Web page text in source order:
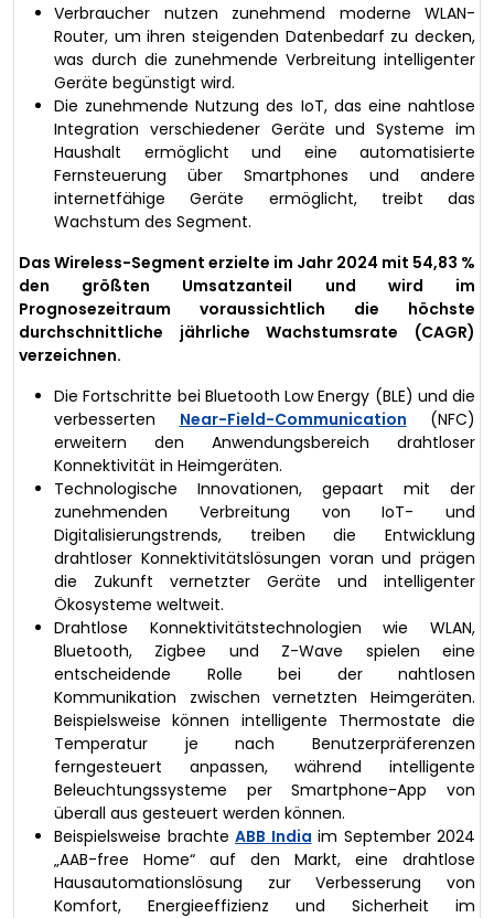
Verbraucher nutzen zunehmend moderne WLAN-
Router, um ihren steigenden Datenbedarf zu decken,
was durch die zunehmende Verbreitung intelligenter
Geräte begünstigt wird.
Die zunehmende Nutzung des IoT, das eine nahtlose
Integration verschiedener Geräte und Systeme im
Haushalt ermöglicht und eine automatisierte
Fernsteuerung über Smartphones und andere
internetfähige Geräte ermöglicht, treibt das
Wachstum des Segment.
Das Wireless-Segment erzielte im Jahr 2024 mit 54,83 %
den größten Umsatzanteil und wird im
Prognosezeitraum voraussichtlich die höchste
durchschnittliche jährliche Wachstumsrate (CAGR)
verzeichnen.
Die Fortschritte bei Bluetooth Low Energy (BLE) und die
verbesserten Near-Field-Communication (NFC)
erweitern den Anwendungsbereich drahtloser
Konnektivität in Heimgeräten.
Technologische Innovationen, gepaart mit der
zunehmenden Verbreitung von IoT- und
Digitalisierungstrends, treiben die Entwicklung
drahtloser Konnektivitätslösungen voran und prägen
die Zukunft vernetzter Geräte und intelligenter
Ökosysteme weltweit.
Drahtlose Konnektivitätstechnologien wie WLAN,
Bluetooth, Zigbee und Z-Wave spielen eine
entscheidende Rolle bei der nahtlosen
Kommunikation zwischen vernetzten Heimgeräten.
Beispielsweise können intelligente Thermostate die
Temperatur je nach Benutzerpräferenzen
ferngesteuert anpassen, während intelligente
Beleuchtungssysteme per Smartphone-App von
überall aus gesteuert werden können.
Beispielsweise brachte ABB India im September 2024
„AAB-free Home“ auf den Markt, eine drahtlose
Hausautomationslösung zur Verbesserung von
Komfort, Energieeffizienz und Sicherheit im